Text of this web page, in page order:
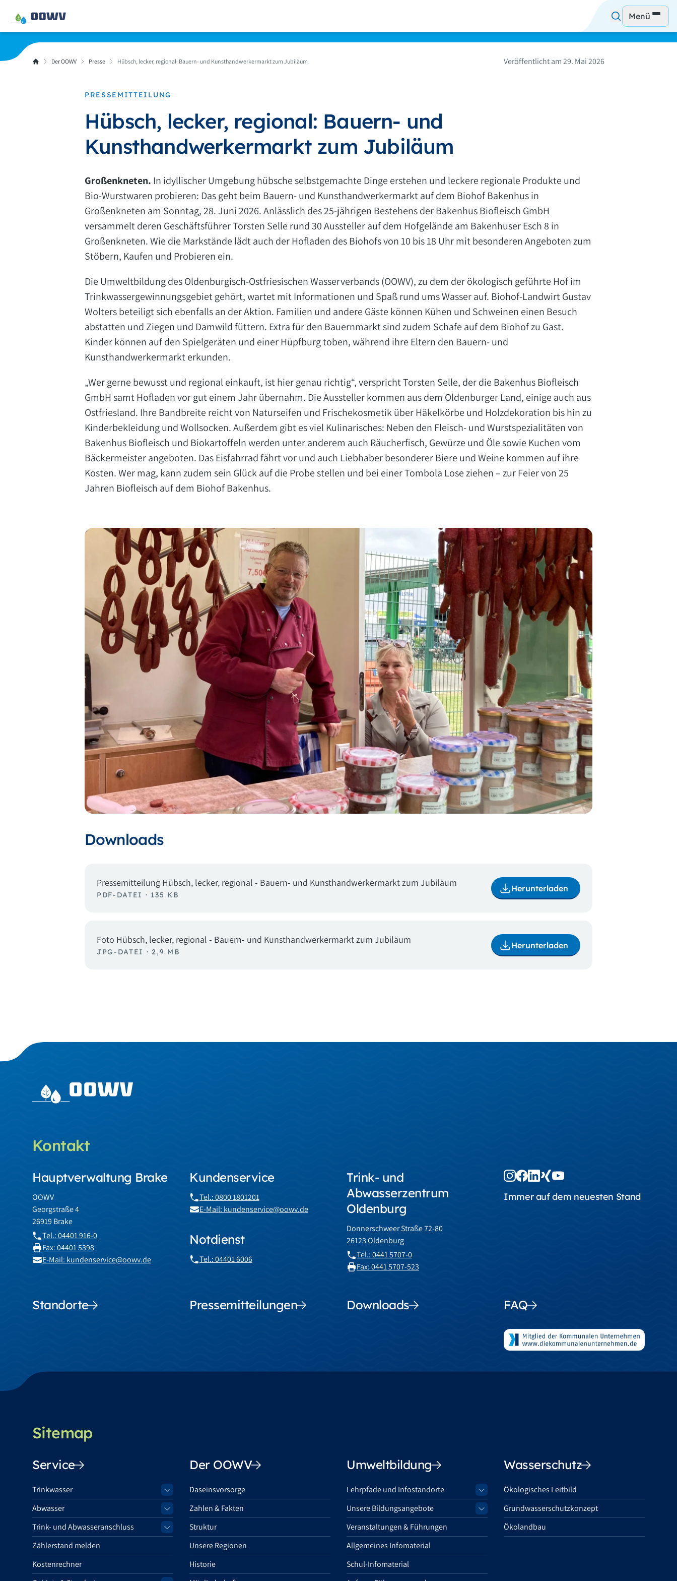
Menü
Der OOWV Presse Hübsch, lecker, regional: Bauern- und Kunsthandwerkermarkt zum Jubiläum Veröffentlicht am 29. Mai 2026
PRESSEMITTEILUNG
Hübsch, lecker, regional: Bauern- und
Kunsthandwerkermarkt zum Jubiläum
Großenkneten. In idyllischer Umgebung hübsche selbstgemachte Dinge erstehen und leckere regionale Produkte und
Bio-Wurstwaren probieren: Das geht beim Bauern- und Kunsthandwerkermarkt auf dem Biohof Bakenhus in
Großenkneten am Sonntag, 28. Juni 2026. Anlässlich des 25-jährigen Bestehens der Bakenhus Biofleisch GmbH
versammelt deren Geschäftsführer Torsten Selle rund 30 Aussteller auf dem Hofgelände am Bakenhuser Esch 8 in
Großenkneten. Wie die Markstände lädt auch der Hofladen des Biohofs von 10 bis 18 Uhr mit besonderen Angeboten zum
Stöbern, Kaufen und Probieren ein.
Die Umweltbildung des Oldenburgisch-Ostfriesischen Wasserverbands (OOWV), zu dem der ökologisch geführte Hof im
Trinkwassergewinnungsgebiet gehört, wartet mit Informationen und Spaß rund ums Wasser auf. Biohof-Landwirt Gustav
Wolters beteiligt sich ebenfalls an der Aktion. Familien und andere Gäste können Kühen und Schweinen einen Besuch
abstatten und Ziegen und Damwild füttern. Extra für den Bauernmarkt sind zudem Schafe auf dem Biohof zu Gast.
Kinder können auf den Spielgeräten und einer Hüpfburg toben, während ihre Eltern den Bauern- und
Kunsthandwerkermarkt erkunden.
„Wer gerne bewusst und regional einkauft, ist hier genau richtig“, verspricht Torsten Selle, der die Bakenhus Biofleisch
GmbH samt Hofladen vor gut einem Jahr übernahm. Die Aussteller kommen aus dem Oldenburger Land, einige auch aus
Ostfriesland. Ihre Bandbreite reicht von Naturseifen und Frischekosmetik über Häkelkörbe und Holzdekoration bis hin zu
Kinderbekleidung und Wollsocken. Außerdem gibt es viel Kulinarisches: Neben den Fleisch- und Wurstspezialitäten von
Bakenhus Biofleisch und Biokartoffeln werden unter anderem auch Räucherfisch, Gewürze und Öle sowie Kuchen vom
Bäckermeister angeboten. Das Eisfahrrad fährt vor und auch Liebhaber besonderer Biere und Weine kommen auf ihre
Kosten. Wer mag, kann zudem sein Glück auf die Probe stellen und bei einer Tombola Lose ziehen – zur Feier von 25
Jahren Biofleisch auf dem Biohof Bakenhus.
Downloads
Pressemitteilung Hübsch, lecker, regional - Bauern- und Kunsthandwerkermarkt zum Jubiläum
PDF-DATEI · 135 KB
Herunterladen
Foto Hübsch, lecker, regional - Bauern- und Kunsthandwerkermarkt zum Jubiläum
JPG-DATEI · 2,9 MB
Herunterladen
Kontakt
Hauptverwaltung Brake
OOWV
Georgstraße 4
26919 Brake
Tel.: 04401 916-0
Fax: 04401 5398
E-Mail: kundenservice@oowv.de
Kundenservice
Tel.: 0800 1801201
E-Mail: kundenservice@oowv.de
Notdienst
Tel.: 04401 6006
Trink- und
Abwasserzentrum
Oldenburg
Donnerschweer Straße 72-80
26123 Oldenburg
Tel.: 0441 5707-0
Fax: 0441 5707-523
Immer auf dem neuesten Stand
Standorte Pressemitteilungen Downloads FAQ
Sitemap
Service
Trinkwasser
Abwasser
Trink- und Abwasseranschluss
Zählerstand melden
Kostenrechner
Der OOWV
Daseinsvorsorge
Zahlen & Fakten
Struktur
Unsere Regionen
Historie
Umweltbildung
Lehrpfade und Infostandorte
Unsere Bildungsangebote
Veranstaltungen & Führungen
Allgemeines Infomaterial
Schul-Infomaterial
Wasserschutz
Ökologisches Leitbild
Grundwasserschutzkonzept
Ökolandbau